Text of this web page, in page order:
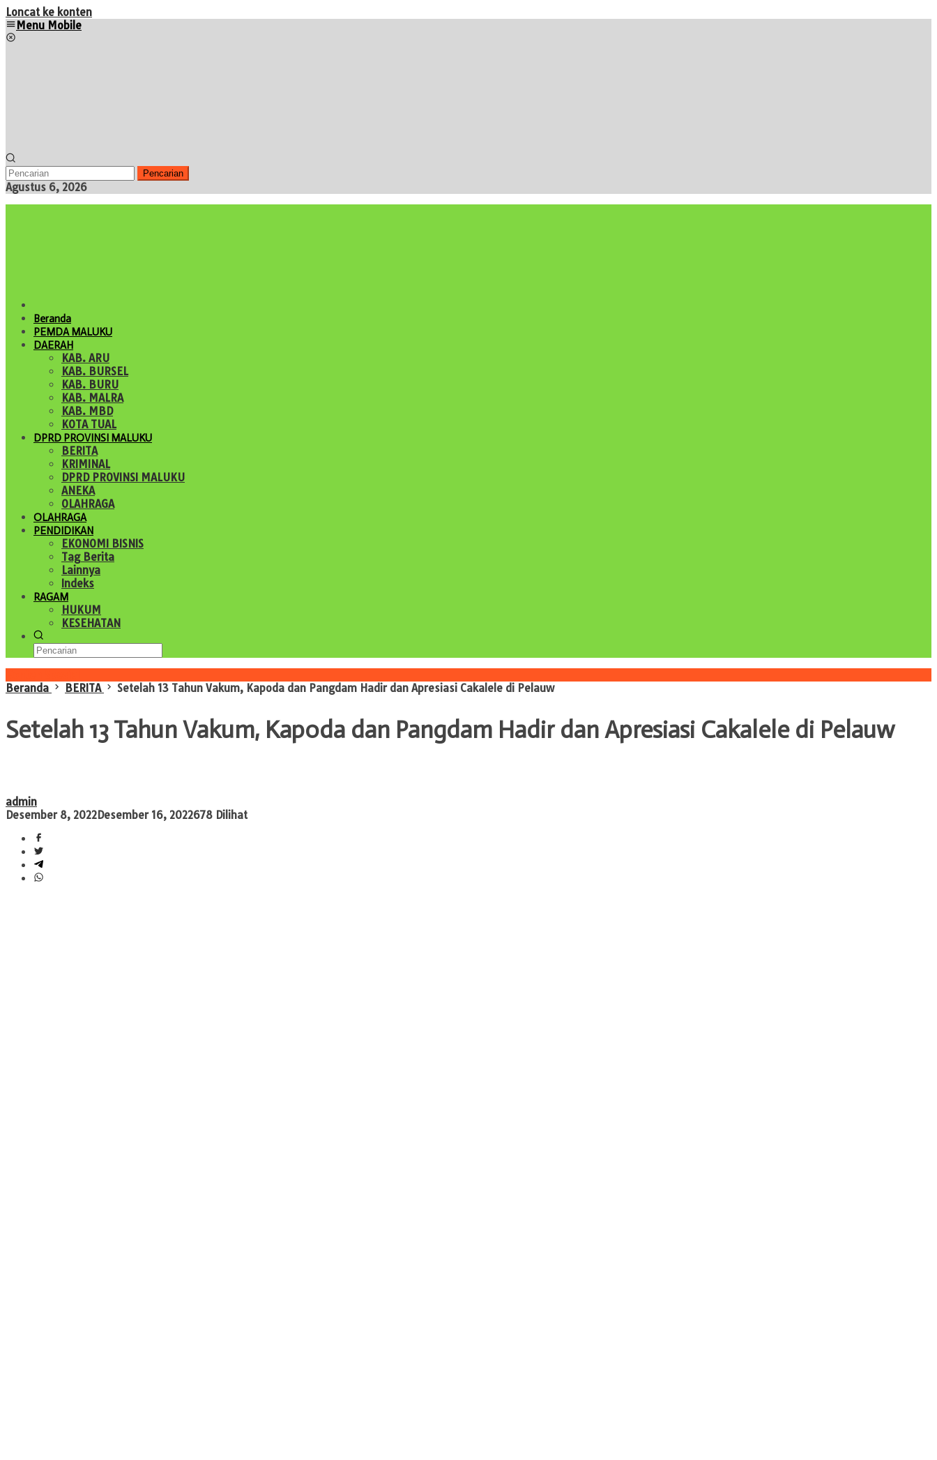
Loncat ke konten
Menu Mobile
Pencarian
Agustus 6, 2026
Beranda
PEMDA MALUKU
DAERAH
KAB. ARU
KAB. BURSEL
KAB. BURU
KAB. MALRA
KAB. MBD
KOTA TUAL
DPRD PROVINSI MALUKU
BERITA
KRIMINAL
DPRD PROVINSI MALUKU
ANEKA
OLAHRAGA
OLAHRAGA
PENDIDIKAN
EKONOMI BISNIS
Tag Berita
Lainnya
Indeks
RAGAM
HUKUM
KESEHATAN
Beranda
BERITA Setelah 13 Tahun Vakum, Kapoda dan Pangdam Hadir dan Apresiasi Cakalele di Pelauw
Setelah 13 Tahun Vakum, Kapoda dan Pangdam Hadir dan Apresiasi Cakalele di Pelauw
admin
Desember 8, 2022Desember 16, 2022678 Dilihat